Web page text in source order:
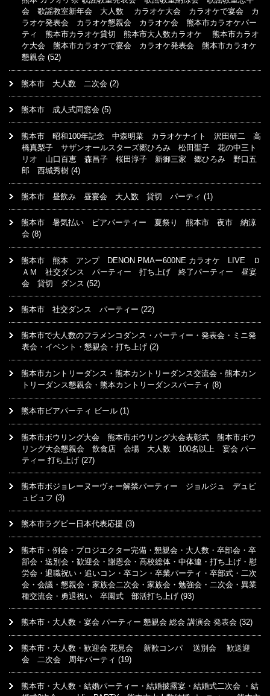
会 歌謡教室新年会 大人数 カラオケ大会 カラオケで宴会 カ
ラオケ発表会 カラオケ懇親会 カラオケ会 熊本市カラオケパー
ティ 熊本市カラオケ貸切 熊本市大人数カラオケ 熊本市カラオ
ケ大会 熊本市カラオケで宴会 カラオケ発表会 熊本市カラオケ
懇親会 (52)
熊本市 大人数 二次会 (2)
熊本市 成人式同窓会 (5)
熊本市 昭和100年記念 中森明菜 カラオケナイト 沢田研二 高
橋真梨子 サザンオールスターズ郷ひろみ 松田聖子 花の中三ト
リオ 山口百恵 森昌子 桜田淳子 新御三家 郷ひろみ 野口五
郎 西城秀樹 (4)
熊本市 昼飲み 昼宴会 大人数 貸切 パーティ (1)
熊本市 暑気払い ビアパーティー 夏祭り 熊本市 夜市 納涼
会 (8)
熊本市 熊本 アンプ DENON PMAー600NE カラオケ LIVE Ｄ
ＡＭ 社交ダンス パーティー 打ち上げ 終了パーティー 昼宴
会 貸切 ダンス (52)
熊本市 社交ダンス パーティー (22)
熊本市で大人数のフラメンコダンス・パーティー・発表会・ミニ発
表会・イベント・懇親会・打ち上げ (2)
熊本市カントリーダンス・熊本カントリーダンス交流会・熊本カン
トリーダンス懇親会・熊本カントリーダンスパーティ (8)
熊本市ビアパーティ ビール (1)
熊本市ボウリング大会 熊本市ボウリング大会表彰式 熊本市ボウ
リング大会懇親会 飲食店 会場 大人数 100名以上 宴会 パー
ティー 打ち上げ (27)
熊本市ボジョレーヌーヴォー解禁パーティー ジョルジュ デュビ
ュビュフ (3)
熊本市ラグビー日本代表応援 (3)
熊本市・例会・プロジエクター完備・懇親会・大人数・卒部会・卒
部会・送別会・歓迎会・謝恩会・高校総体・中体連・打ち上げ・慰
労会・退職祝い・追いコン・卒コン・卒業パーティ・卒部式・二次
会・会議・懇親会・家族会二次会・家族会・勉強会・二次会・異業
種交流会・勇退祝い 卒園式 部活打ち上げ (93)
熊本市・大人数・宴会 パーティー 懇親会 総会 講演会 発表会 (32)
熊本市・大人数・歓迎会 花見会 新歓コンパ 送別会 歓送迎
会 二次会 周年パーティ (19)
熊本市・大人数・結婚パーティー・結婚披露宴・結婚式二次会 ・結